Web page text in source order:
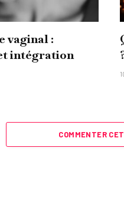
vaginal :
intégration
COMMENTER